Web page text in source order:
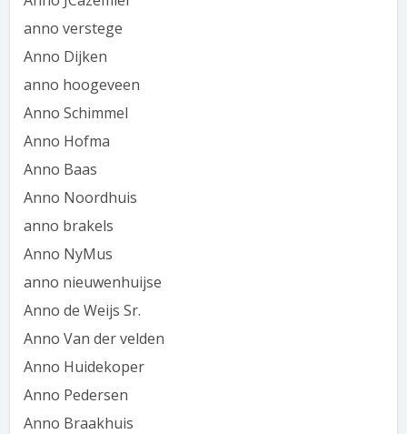
anno verstege
Anno Dijken
anno hoogeveen
Anno Schimmel
Anno Hofma
Anno Baas
Anno Noordhuis
anno brakels
Anno NyMus
anno nieuwenhuijse
Anno de Weijs Sr.
Anno Van der velden
Anno Huidekoper
Anno Pedersen
Anno Braakhuis